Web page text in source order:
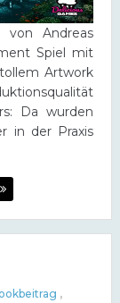
von Andreas
Spiel mit
Artwork
Da wurden
in der Praxis
,